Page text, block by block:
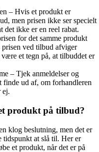
– Hvis et produkt er
men prisen ikke ser specielt
det ikke er en reel rabat.
for det samme produkt
ved tilbud afviger
et tegn på, at tilbuddet er
– Tjek anmeldelser og
finde ud af, om forhandleren
ej.
produkt på tilbud?
klog beslutning, men det er
tidspunkt at slå til. Her er
et produkt, når det er på